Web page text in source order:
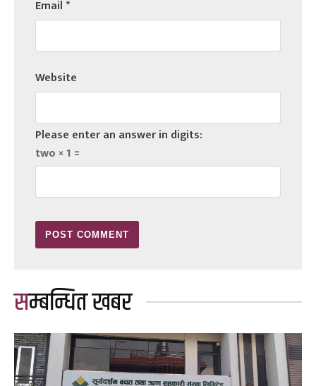
Email*
Website
Please enter an answer in digits:
two × 1 =
सम्बन्धित खबर